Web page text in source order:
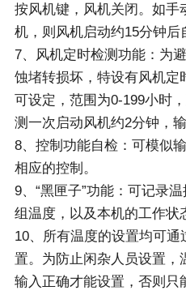
按风机键，风机关闭。如手
机，则风机启动约15分钟后
7、风机定时检测功能：为
蚀堵转损坏，特设有风机定
可设定，范围为0-199小时
测一次启动风机约2分钟，
8、控制功能自检：可模似
相应的控制。
9、“黑匣子”功能：可记录
组温度，以及本机的工作状
10、所有温度的设置均可
置。为防止闲杂人员设置，
输入正确才能设置，否则只